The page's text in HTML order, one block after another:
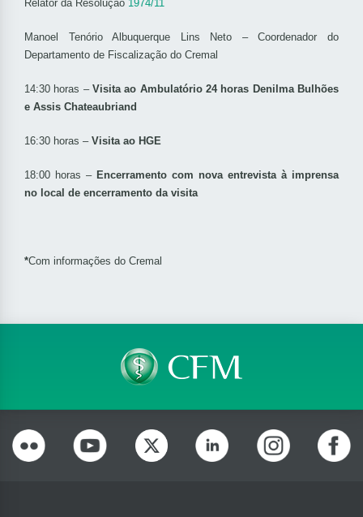
Relator da Resolução 1974/11
Manoel Tenório Albuquerque Lins Neto – Coordenador do
Departamento de Fiscalização do Cremal
14:30 horas – Visita ao Ambulatório 24 horas Denilma Bulhões
e Assis Chateaubriand
16:30 horas – Visita ao HGE
18:00 horas – Encerramento com nova entrevista à imprensa
no local de encerramento da visita
*Com informações do Cremal